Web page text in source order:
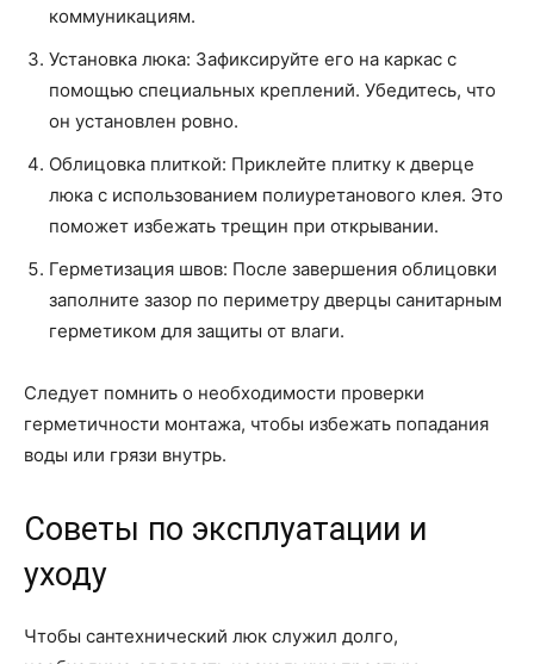
коммуникациям.
Установка люка: Зафиксируйте его на каркас с
помощью специальных креплений. Убедитесь, что
он установлен ровно.
Облицовка плиткой: Приклейте плитку к дверце
люка с использованием полиуретанового клея. Это
поможет избежать трещин при открывании.
Герметизация швов: После завершения облицовки
заполните зазор по периметру дверцы санитарным
герметиком для защиты от влаги.
Следует помнить о необходимости проверки
герметичности монтажа, чтобы избежать попадания
воды или грязи внутрь.
Советы по эксплуатации и
уходу
Чтобы сантехнический люк служил долго,